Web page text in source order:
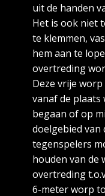
uit de handen
Het is ook niet
te klemmen,
hem aan te
overtreding
Deze vrije
vanaf de plaats
begaan of op
doelgebied van
tegenspelers
houden van de
overtreding
6-meter worp